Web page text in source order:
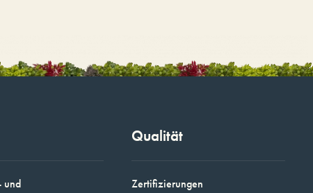
und
Qualität
Zertifizierungen